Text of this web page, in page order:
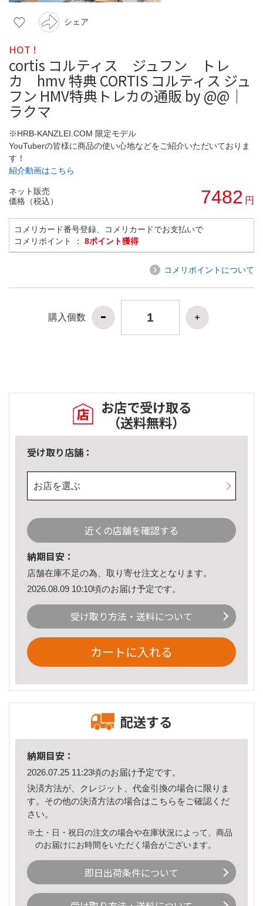
シェア
HOT !
cortis コルティス ジュフン トレ
カ hmv 特典 CORTIS コルティス ジュ
フン HMV特典トレカの通販 by @@｜
ラクマ
※HRB-KANZLEI.COM 限定モデル
YouTuberの皆様に商品の使い心地などをご紹介いただいておりま
す！
紹介動画はこちら
ネット販売
価格（税込）
7482 円
コメリカード番号登録、コメリカードでお支払いで
コメリポイント ： 8ポイント獲得
コメリポイントについて
購入個数
お店で受け取る
（送料無料）
受け取り店舗：
お店を選ぶ
近くの店舗を確認する
納期目安：
店舗在庫不足の為、取り寄せ注文となります。
2026.08.09 10:10頃のお届け予定です。
受け取り方法・送料について
カートに入れる
配送する
納期目安：
2026.07.25 11:23頃のお届け予定です。
決済方法が、クレジット、代金引換の場合に限りま
す。その他の決済方法の場合はこちら をご確認くだ
さい。
※土・日・祝日の注文の場合や在庫状況によって、商品
のお届けにお時間をいただく場合がございます。
即日出荷条件について